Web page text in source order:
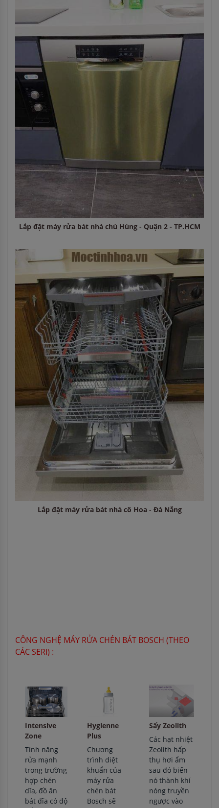
Lắp đặt máy rửa bát nhà chú Hùng - Quận 2 - TP.HCM
Lắp đặt máy rửa bát nhà cô Hoa - Đà Nẵng
CÔNG NGHỆ MÁY RỬA CHÉN BÁT BOSCH (THEO
CÁC SERI) :
Intensive
Zone
Tính năng
rửa mạnh
trong trường
hợp chén
dĩa, đồ ăn
bát đĩa có độ
Hygienne
Plus
Chương
trình diệt
khuẩn của
máy rửa
chén bát
Bosch sẽ
Sấy Zeolith
Các hạt nhiệt
Zeolith hấp
thụ hơi ẩm
sau đó biến
nó thành khí
nóng truyền
ngược vào